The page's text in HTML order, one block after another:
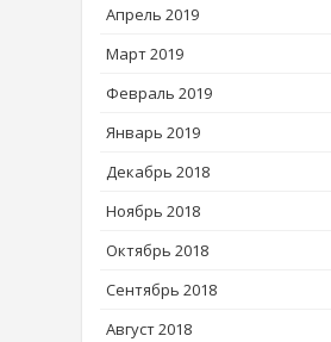
Апрель 2019
Март 2019
Февраль 2019
Январь 2019
Декабрь 2018
Ноябрь 2018
Октябрь 2018
Сентябрь 2018
Август 2018